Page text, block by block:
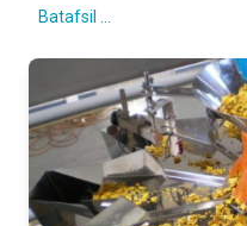
Batafsil ...